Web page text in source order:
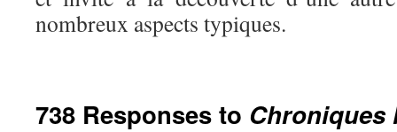
nombreux aspects typiques.
738 Responses to Chroniques